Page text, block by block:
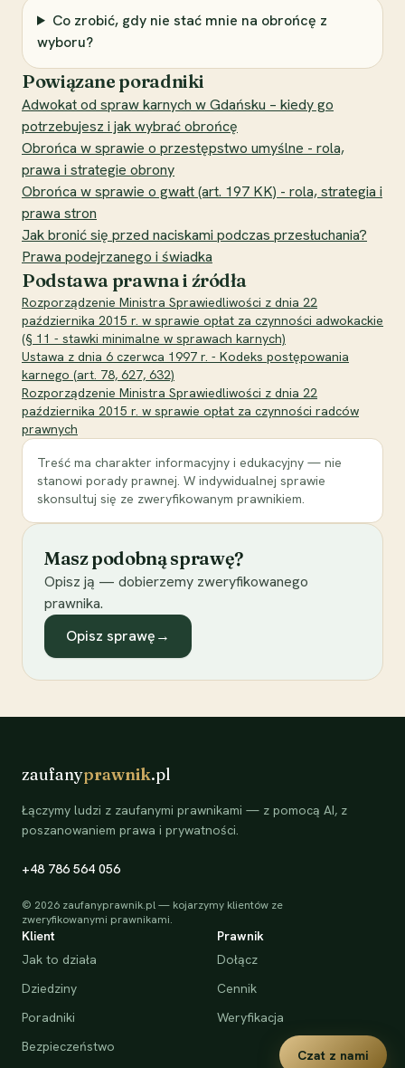
Co zrobić, gdy nie stać mnie na obrońcę z
wyboru?
Powiązane poradniki
Adwokat od spraw karnych w Gdańsku – kiedy go
potrzebujesz i jak wybrać obrońcę
Obrońca w sprawie o przestępstwo umyślne - rola,
prawa i strategie obrony
Obrońca w sprawie o gwałt (art. 197 KK) - rola, strategia i
prawa stron
Jak bronić się przed naciskami podczas przesłuchania?
Prawa podejrzanego i świadka
Podstawa prawna i źródła
Rozporządzenie Ministra Sprawiedliwości z dnia 22
października 2015 r. w sprawie opłat za czynności adwokackie
(§ 11 - stawki minimalne w sprawach karnych)
Ustawa z dnia 6 czerwca 1997 r. - Kodeks postępowania
karnego (art. 78, 627, 632)
Rozporządzenie Ministra Sprawiedliwości z dnia 22
października 2015 r. w sprawie opłat za czynności radców
prawnych
Treść ma charakter informacyjny i edukacyjny — nie
stanowi porady prawnej. W indywidualnej sprawie
skonsultuj się ze zweryfikowanym prawnikiem.
Masz podobną sprawę?
Opisz ją — dobierzemy zweryfikowanego
prawnika.
Opisz sprawę→
zaufanyprawnik.pl
Łączymy ludzi z zaufanymi prawnikami — z pomocą AI, z
poszanowaniem prawa i prywatności.
+48 786 564 056
© 2026 zaufanyprawnik.pl — kojarzymy klientów ze
zweryfikowanymi prawnikami.
Klient
Jak to działa
Dziedziny
Poradniki
Bezpieczeństwo
Prawnik
Dołącz
Cennik
Weryfikacja
Czat z nami